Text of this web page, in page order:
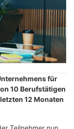
für
10 Berufstätigen
12 Monaten